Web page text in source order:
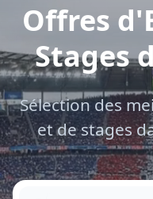
Offres
Stages
Sélection des
et de stages